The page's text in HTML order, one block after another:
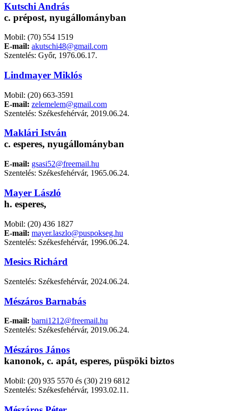
Kutschi András
c. prépost, nyugállományban
Mobil: (70) 554 1519
E-mail: akutschi48@gmail.com
Szentelés: Győr, 1976.06.17.
Lindmayer Miklós
Mobil: (20) 663-3591
E-mail: zelemelem@gmail.com
Szentelés: Székesfehérvár, 2019.06.24.
Maklári István
c. esperes, nyugállományban
E-mail: gsasi52@freemail.hu
Szentelés: Székesfehérvár, 1965.06.24.
Mayer László
h. esperes,
Mobil: (20) 436 1827
E-mail: mayer.laszlo@puspokseg.hu
Szentelés: Székesfehérvár, 1996.06.24.
Mesics Richárd
Szentelés: Székesfehérvár, 2024.06.24.
Mészáros Barnabás
E-mail: barni1212@freemail.hu
Szentelés: Székesfehérvár, 2019.06.24.
Mészáros János
kanonok, c. apát, esperes, püspöki biztos
Mobil: (20) 935 5570 és (30) 219 6812
Szentelés: Székesfehérvár, 1993.02.11.